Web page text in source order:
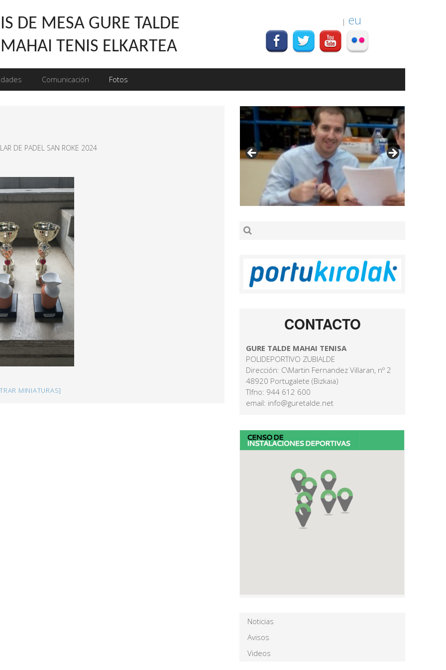
| eu
DE MESA GURE TALDE
TENIS ELKARTEA
Comunicación Fotos
DE PADEL SAN ROKE 2024
MINIATURAS]
CONTACTO
GURE TALDE MAHAI TENISA
POLIDEPORTIVO ZUBIALDE
Dirección: C\Martin Fernandez Villaran, nº 2
48920 Portugalete (Bizkaia)
Tlfno: 944 612 600
email: info@guretalde.net
Noticias
Avisos
Videos